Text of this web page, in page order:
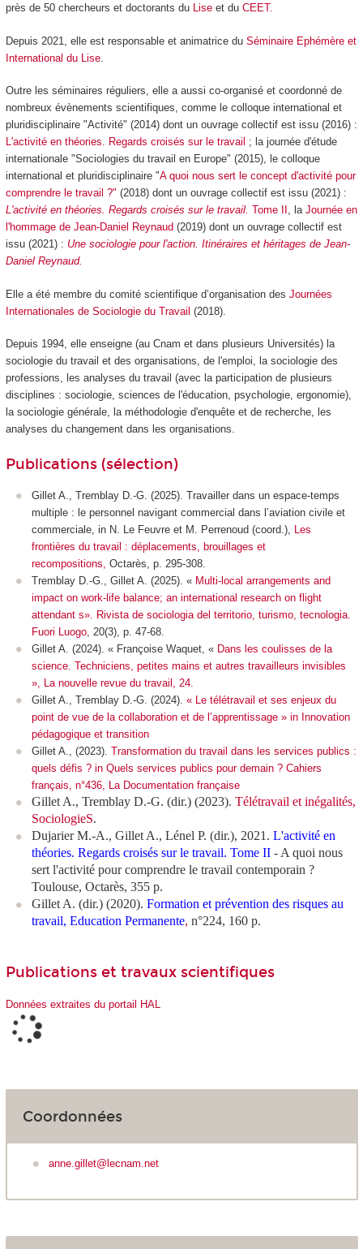
près de 50 chercheurs et doctorants du Liseet du CEET.
Depuis 2021, elle est responsable et animatrice du Séminaire Ephémère et
International du Lise.
Outre les séminaires réguliers, elle a aussi co-organisé et coordonné de
nombreux évènements scientifiques, comme le colloque international et
pluridisciplinaire "Activité" (2014) dont un ouvrage collectif est issu (2016) :
L'activité en théories. Regards croisés sur le travail ; la journée d'étude
internationale "Sociologies du travail en Europe" (2015), le colloque
international et pluridisciplinaire "A quoi nous sert le concept d'activité pour
comprendre le travail ?" (2018) dont un ouvrage collectif est issu (2021) :
L'activité en théories. Regards croisés sur le travail. Tome II , la Journée en
l'hommage de Jean-Daniel Reynaud (2019) dont un ouvrage collectif est
issu (2021) : Une sociologie pour l'action. Itinéraires et héritages de Jean-
Daniel Reynaud.
Elle a été membre du comité scientifique d’organisation des Journées
Internationales de Sociologie du Travail (2018).
Depuis 1994, elle enseigne (au Cnam et dans plusieurs Universités) la
sociologie du travail et des organisations, de l'emploi, la sociologie des
professions, les analyses du travail (avec la participation de plusieurs
disciplines : sociologie, sciences de l'éducation, psychologie, ergonomie),
la sociologie générale, la méthodologie d'enquête et de recherche, les
analyses du changement dans les organisations.
Publications (sélection)
Gillet A., Tremblay D.-G. (2025). Travailler dans un espace-temps
multiple : le personnel navigant commercial dans l’aviation civile et
commerciale, in N. Le Feuvre et M. Perrenoud (coord.), Les
frontières du travail : déplacements, brouillages et
recompositions, Octarès, p. 295-308.
Tremblay D.-G., Gillet A. (2025). « Multi-local arrangements and
impact on work-life balance; an international research on flight
attendant s». Rivista de sociologia del territorio, turismo, tecnologia.
Fuori Luogo, 20(3), p. 47-68.
Gillet A. (2024). « Françoise Waquet, « Dans les coulisses de la
science. Techniciens, petites mains et autres travailleurs invisibles
», La nouvelle revue du travail, 24.
Gillet A., Tremblay D.-G. (2024). « Le télétravail et ses enjeux du
point de vue de la collaboration et de l’apprentissage » in Innovation
pédagogique et transition
Gillet A., (2023). Transformation du travail dans les services publics :
quels défis ? in Quels services publics pour demain ? Cahiers
français, n°436, La Documentation française
Gillet A., Tremblay D.-G. (dir.) (2023). Télétravail et inégalités,
SociologieS.
Dujarier M.-A., Gillet A., Lénel P. (dir.), 2021. L'activité en
théories. Regards croisés sur le travail. Tome II - A quoi nous
sert l'activité pour comprendre le travail contemporain ?
Toulouse, Octarès, 355 p.
Gillet A. (dir.) (2020). Formation et prévention des risques au
travail, Education Permanente, n°224, 160 p.
Publications et travaux scientifiques
Données extraites du portail HAL
Coordonnées
anne.gillet@lecnam.net